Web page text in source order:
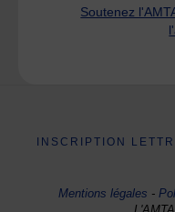
Soutenez
INSCRIPTION
Mentions légales -